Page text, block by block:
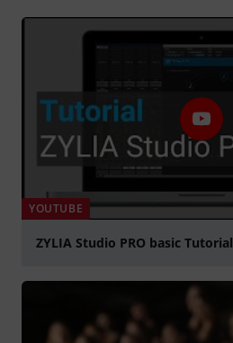
YOUTUBE
ZYLIA Studio PRO basic Tutorial